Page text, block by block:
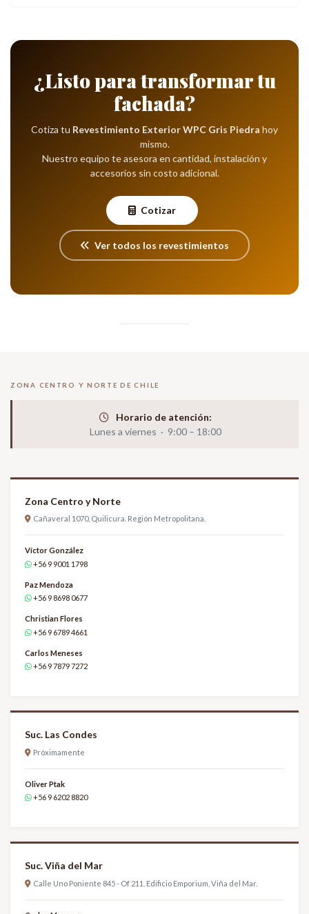
¿Listo para transformar tu
fachada?
Cotiza tu Revestimiento Exterior WPC Gris Piedra hoy
mismo.
Nuestro equipo te asesora en cantidad, instalación y
accesorios sin costo adicional.
Cotizar
Ver todos los revestimientos
ZONA CENTRO Y NORTE DE CHILE
Horario de atención:
Lunes a viernes · 9:00 – 18:00
Zona Centro y Norte
Cañaveral 1070, Quilicura. Región Metropolitana.
Víctor González
+56 9 9001 1798
Paz Mendoza
+56 9 8698 0677
Christian Flores
+56 9 6789 4661
Carlos Meneses
+56 9 7879 7272
Suc. Las Condes
Próximamente
Oliver Ptak
+56 9 6202 8820
Suc. Viña del Mar
Calle Uno Poniente 845 - Of 211. Edificio Emporium, Viña del Mar.